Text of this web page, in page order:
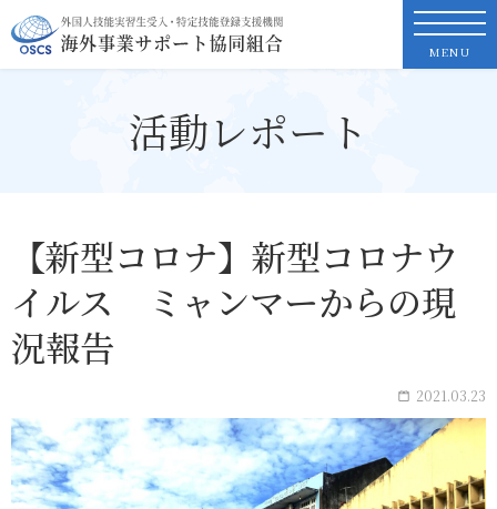
OSCS外国人技能実習生受入・特定技能登録支援機関
海外事業サポート協同組合
事業内容
活動レポート
MENU
活動レポート
【新型コロナ】新型コロナウ
イルス ミャンマーからの現
況報告
2021.03.23